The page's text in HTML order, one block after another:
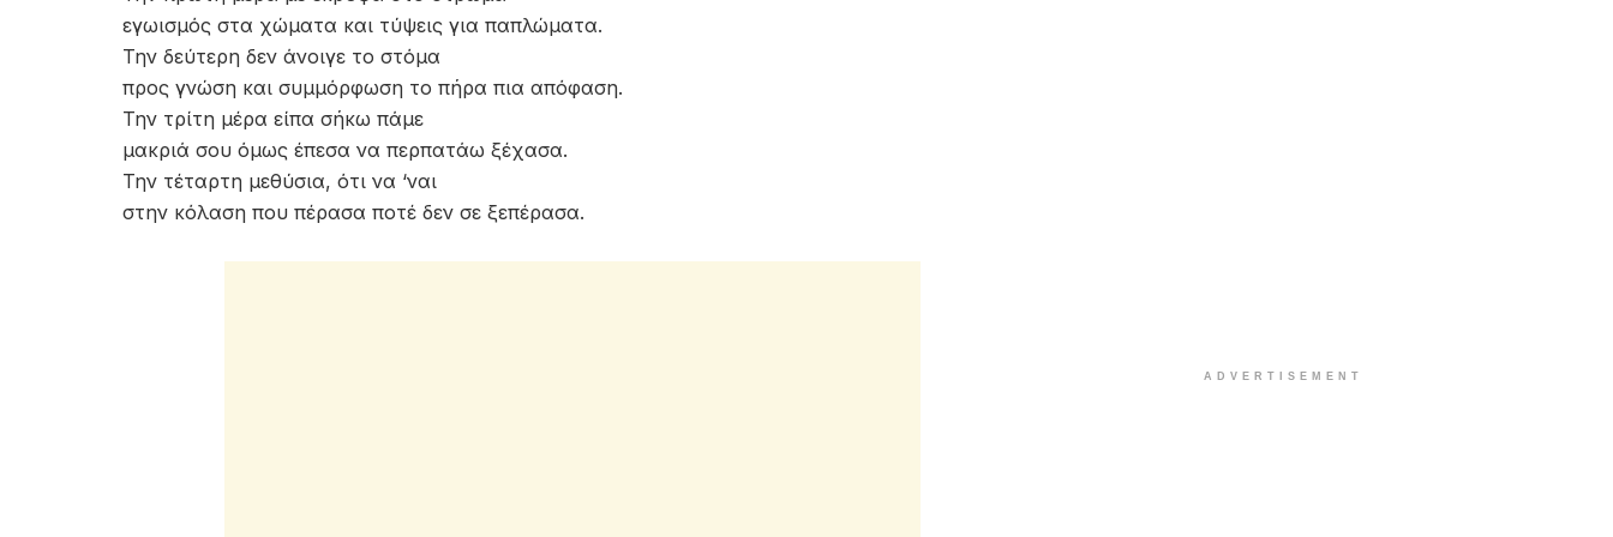
εγωισμός στα χώματα και τύψεις για παπλώματα.
Την δεύτερη δεν άνοιγε το στόμα
προς γνώση και συμμόρφωση το πήρα πια απόφαση.
Την τρίτη μέρα είπα σήκω πάμε
μακριά σου όμως έπεσα να περπατάω ξέχασα.
Την τέταρτη μεθύσια, ότι να ‘ναι
στην κόλαση που πέρασα ποτέ δεν σε ξεπέρασα.
ADVERTISEMENT